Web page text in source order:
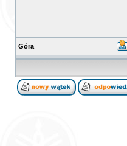
Góra